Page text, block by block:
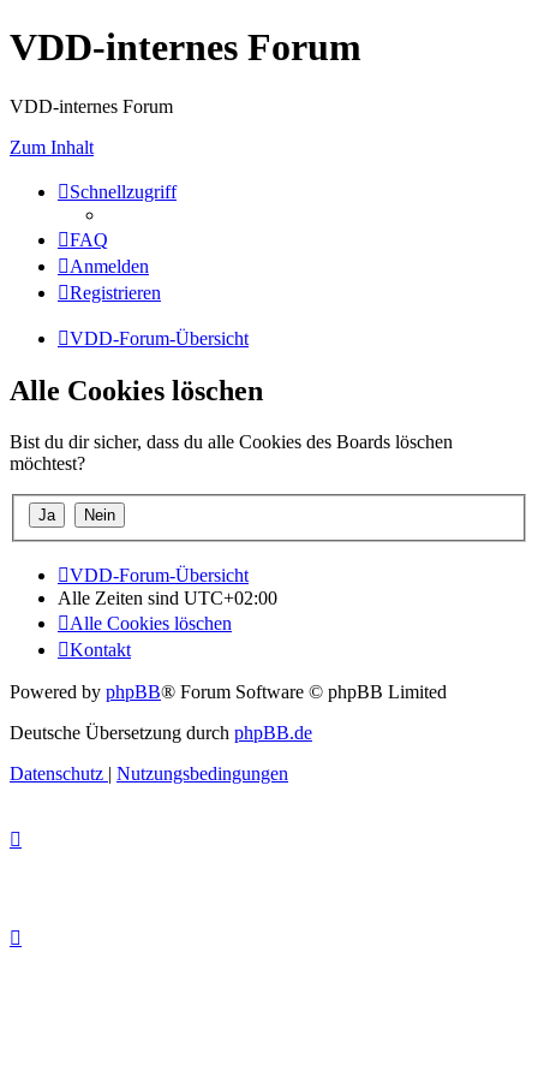
VDD-internes Forum
VDD-internes Forum
Zum Inhalt
Schnellzugriff
FAQ
Anmelden
Registrieren
VDD-Forum-Übersicht
Alle Cookies löschen
Bist du dir sicher, dass du alle Cookies des Boards löschen
möchtest?
VDD-Forum-Übersicht
Alle Zeiten sind UTC+02:00
Alle Cookies löschen
Kontakt
Powered by phpBB® Forum Software © phpBB Limited
Deutsche Übersetzung durch phpBB.de
Datenschutz | Nutzungsbedingungen